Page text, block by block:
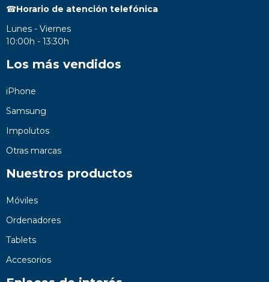
☎Horario de atención telefónica
Lunes - Viernes
10:00h - 13:30h
Los más vendidos
iPhone
Samsung
Impolutos
Otras marcas
Nuestros productos
Móviles
Ordenadores
Tablets
Accesorios